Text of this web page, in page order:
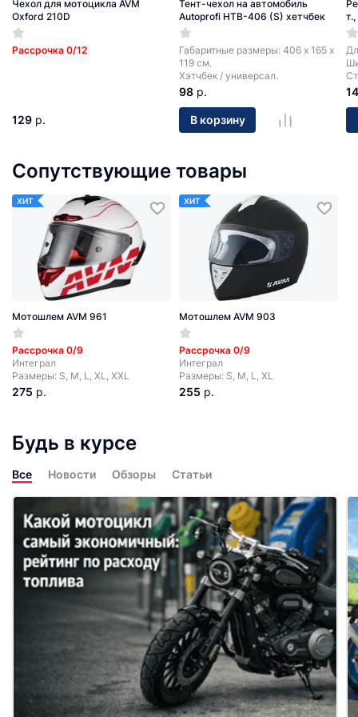
Чехол для мотоцикла AVM
Oxford 210D
Рассрочка 0/12
129 р.
Тент-чехол на автомобиль
Autoprofi HTB-406 (S) хетчбек
Габаритные размеры: 406 х 165 х
119 см.
Хэтчбек / универсал.
98 р.
В корзину
14
Сопутствующие товары
ХИТ
Мотошлем AVM 961
Рассрочка 0/9
Интеграл
Размеры: S, M, L, XL, XXL
275 р.
ХИТ
Мотошлем AVM 903
Рассрочка 0/9
Интеграл
Размеры: S, M, L, XL
255 р.
Будь в курсе
Все Новости Обзоры Статьи